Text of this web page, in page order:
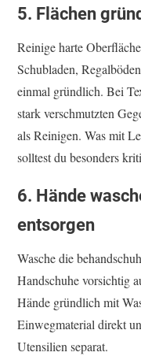
5. Flächen
Reinige harte
Schubladen,
einmal gründlich. Bei
stark verschmutzten
als Reinigen. Was mit
solltest du besonders
6. Hände
entsorgen
Wasche die
Handschuhe vorsichtig
Hände gründlich mit
Einwegmaterial direkt
Utensilien separat.